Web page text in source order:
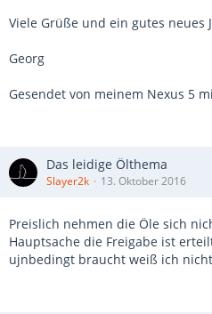
Viele Grüße und ein gutes neues
Georg
Gesendet von meinem Nexus 5
Das leidige Ölthema
Slayer2k 13. Oktober 2016
Preislich nehmen die Öle sich
Hauptsache die Freigabe ist
ujnbedingt braucht weiß ich